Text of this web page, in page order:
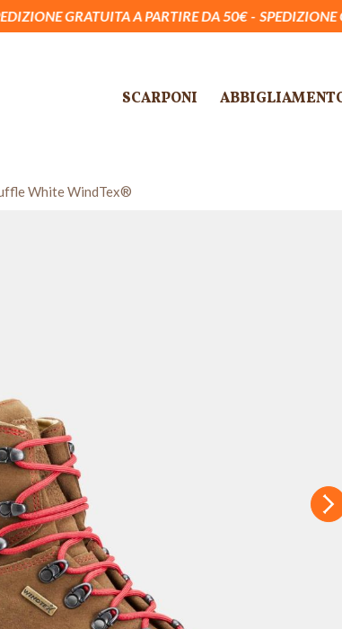
A PARTIRE DA 50€ SPEDIZIONE GRATUITA A
SCARPONI
White WindTex®